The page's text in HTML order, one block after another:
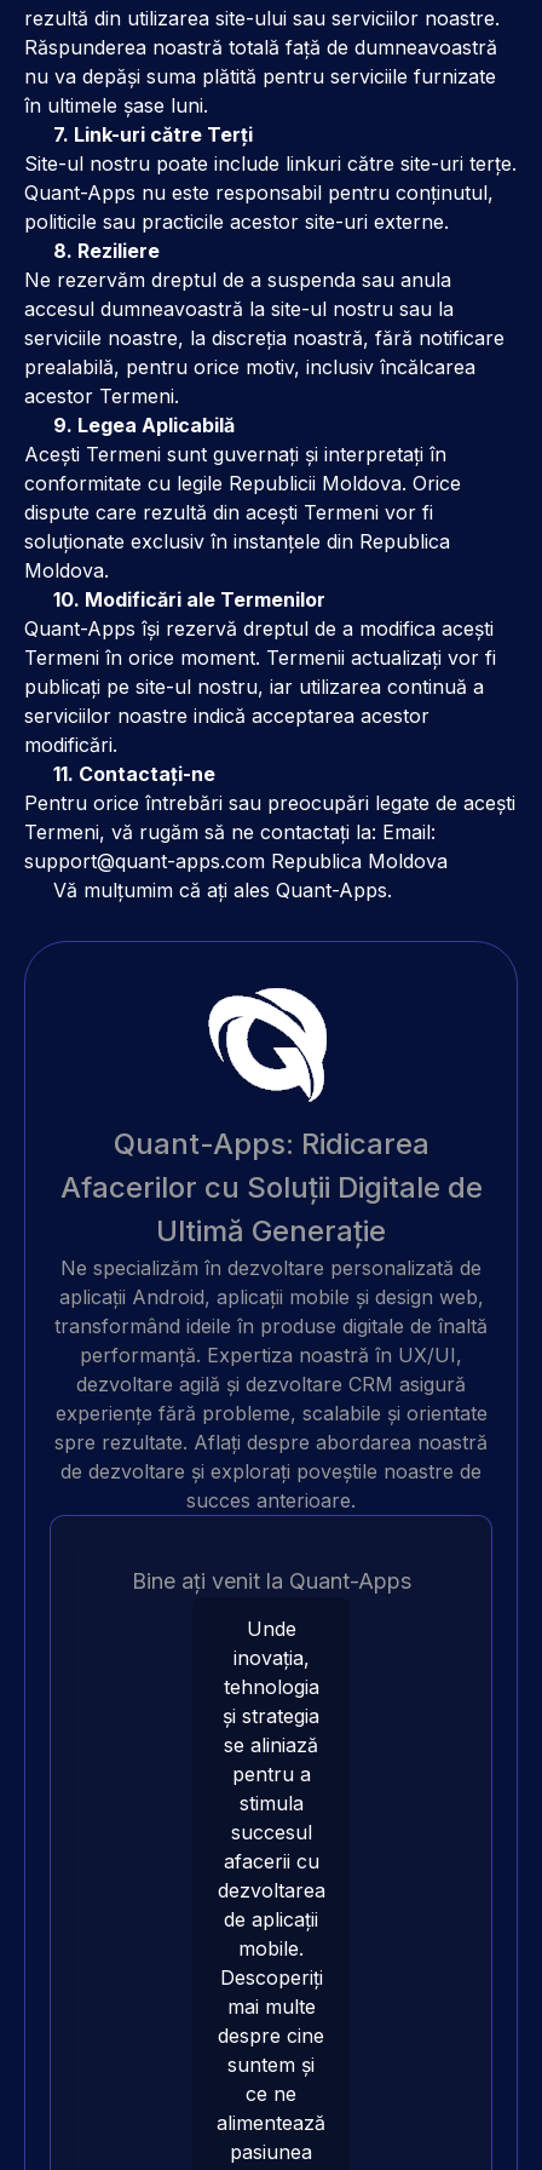
rezultă din utilizarea site-ului sau serviciilor noastre.
Răspunderea noastră totală față de dumneavoastră
nu va depăși suma plătită pentru serviciile furnizate
în ultimele șase luni.
7. Link-uri către Terți
Site-ul nostru poate include linkuri către site-uri terțe.
Quant-Apps nu este responsabil pentru conținutul,
politicile sau practicile acestor site-uri externe.
8. Reziliere
Ne rezervăm dreptul de a suspenda sau anula
accesul dumneavoastră la site-ul nostru sau la
serviciile noastre, la discreția noastră, fără notificare
prealabilă, pentru orice motiv, inclusiv încălcarea
acestor Termeni.
9. Legea Aplicabilă
Acești Termeni sunt guvernați și interpretați în
conformitate cu legile Republicii Moldova. Orice
dispute care rezultă din acești Termeni vor fi
soluționate exclusiv în instanțele din Republica
Moldova.
10. Modificări ale Termenilor
Quant-Apps își rezervă dreptul de a modifica acești
Termeni în orice moment. Termenii actualizați vor fi
publicați pe site-ul nostru, iar utilizarea continuă a
serviciilor noastre indică acceptarea acestor
modificări.
11. Contactați-ne
Pentru orice întrebări sau preocupări legate de acești
Termeni, vă rugăm să ne contactați la: Email:
support@quant-apps.com Republica Moldova
Vă mulțumim că ați ales Quant-Apps.
Quant-Apps: Ridicarea
Afacerilor cu Soluții Digitale de
Ultimă Generație
Ne specializăm în dezvoltare personalizată de
aplicații Android, aplicații mobile și design web,
transformând ideile în produse digitale de înaltă
performanță. Expertiza noastră în UX/UI,
dezvoltare agilă și dezvoltare CRM asigură
experiențe fără probleme, scalabile și orientate
spre rezultate. Aflați despre abordarea noastră
de dezvoltare și explorați poveștile noastre de
succes anterioare.
Bine ați venit la Quant-Apps
Unde
inovația,
tehnologia
și strategia
se aliniază
pentru a
stimula
succesul
afacerii cu
dezvoltarea
de aplicații
mobile.
Descoperiți
mai multe
despre cine
suntem și
ce ne
alimentează
pasiunea